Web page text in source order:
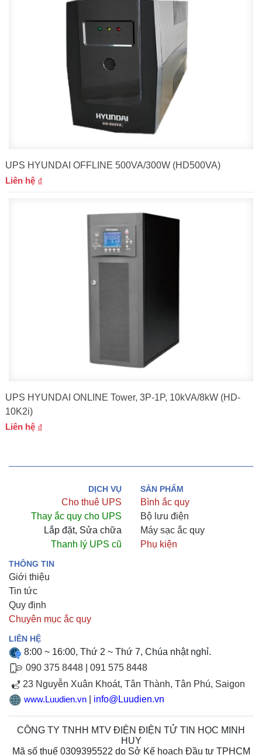
UPS HYUNDAI OFFLINE 500VA/300W (HD500VA)
Liên hệ
UPS HYUNDAI ONLINE Tower, 3P-1P, 10kVA/8kW (HD-
10K2i)
Liên hệ
DỊCH VỤ
Cho thuê UPS
Thay ắc quy cho UPS
Lắp đặt, Sửa chữa
Thanh lý UPS cũ
SẢN PHẨM
Bình ắc quy
Bộ lưu điện
Máy sạc ắc quy
Phụ kiện
THÔNG TIN
Giới thiệu
Tin tức
Quy định
Chuyên mục ắc quy
LIÊN HỆ
8:00 ~ 16:00, Thứ 2 ~ Thứ 7, Chúa nhật nghỉ.
090 375 8448
091 575 8448
23 Nguyễn Xuân Khoát, Tân Thành, Tân Phú, Saigon
www.Luudien.vn info@Luudien.vn
CÔNG TY TNHH MTV ĐIỆN ĐIỆN TỬ TIN HỌC MINH
HUY
Mã số thuế 0309395522 do Sở Kế hoạch Đầu tư TPHCM